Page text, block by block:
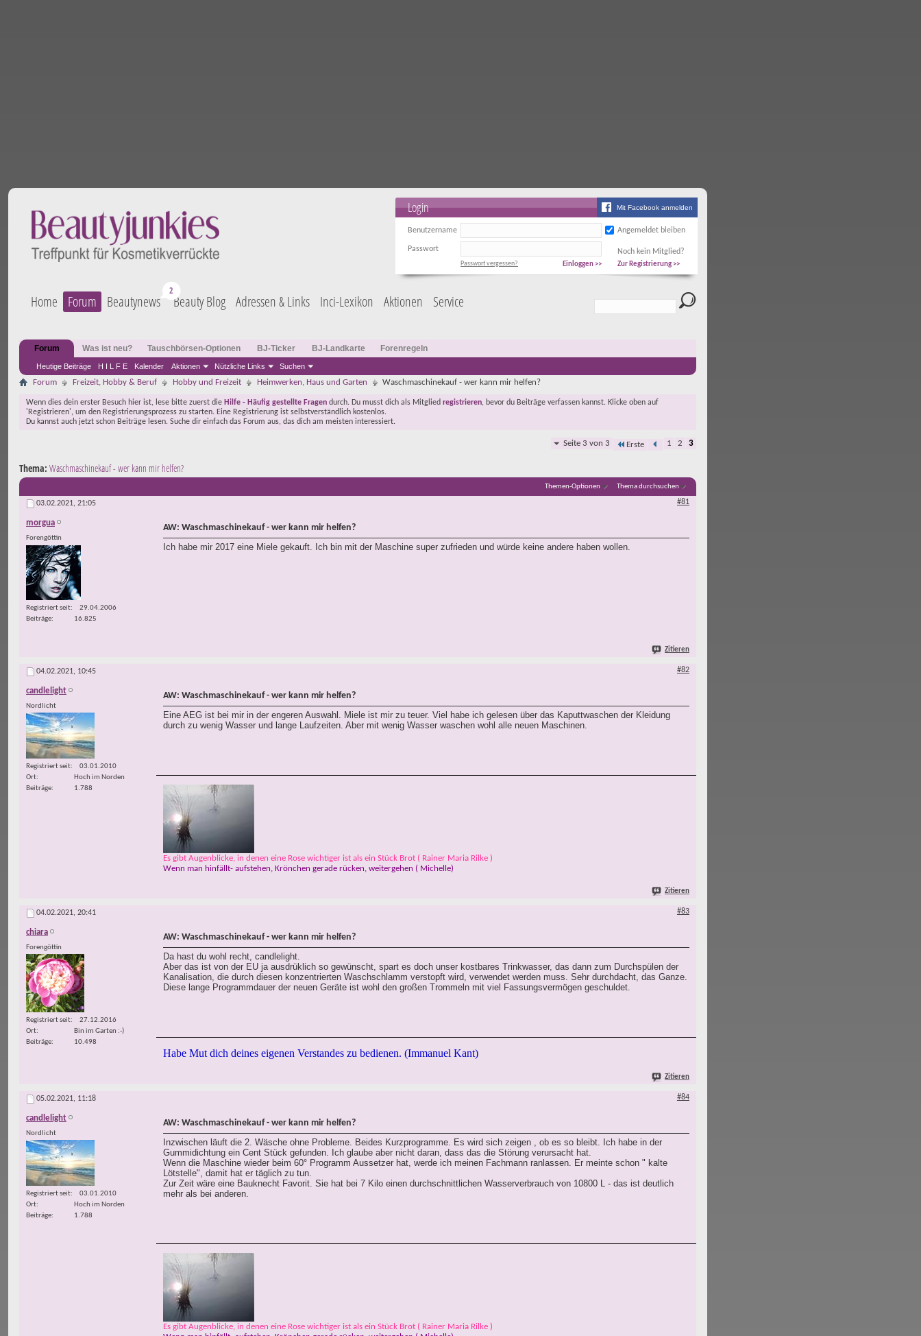
Mit Facebook anmelden
Login
Benutzername Angemeldet bleiben
Passwort Noch kein Mitglied?
Einloggen >>
Passwort vergessen? Zur Registrierung >>
Home Forum Beautynews Beauty Blog Adressen & Links Inci-Lexikon Aktionen Service
Forum
Heutige Beiträge H I L F E Kalender Aktionen Nützliche Links Suchen
Was ist neu? Tauschbörsen-Optionen BJ-Ticker BJ-Landkarte Forenregeln
Forum Freizeit, Hobby & Beruf Hobby und Freizeit Heimwerken, Haus und Garten Waschmaschinekauf - wer kann mir helfen?
Wenn dies dein erster Besuch hier ist, lese bitte zuerst die Hilfe - Häufig gestellte Fragen durch. Du musst dich als Mitglied registrieren, bevor du Beiträge verfassen kannst. Klicke oben auf
'Registrieren', um den Registrierungsprozess zu starten. Eine Registrierung ist selbstverständlich kostenlos.
Du kannst auch jetzt schon Beiträge lesen. Suche dir einfach das Forum aus, das dich am meisten interessiert.
Seite 3 von 3 Erste 1 2 3
Thema: Waschmaschinekauf - wer kann mir helfen?
Themen-Optionen Thema durchsuchen
03.02.2021, 21:05 #81
morgua
Forengöttin
Registriert seit
29.04.2006
Beiträge
16.825
AW: Waschmaschinekauf - wer kann mir helfen?
Ich habe mir 2017 eine Miele gekauft. Ich bin mit der Maschine super zufrieden und würde keine andere haben wollen.
Zitieren
04.02.2021, 10:45 #82
candlelight
Nordlicht
Registriert seit
03.01.2010
Ort
Hoch im Norden
Beiträge
1.788
AW: Waschmaschinekauf - wer kann mir helfen?
Eine AEG ist bei mir in der engeren Auswahl. Miele ist mir zu teuer. Viel habe ich gelesen über das Kaputtwaschen der Kleidung
durch zu wenig Wasser und lange Laufzeiten. Aber mit wenig Wasser waschen wohl alle neuen Maschinen.
Es gibt Augenblicke, in denen eine Rose wichtiger ist als ein Stück Brot ( Rainer Maria Rilke )
Wenn man hinfällt- aufstehen, Krönchen gerade rücken, weitergehen ( Michelle)
Zitieren
04.02.2021, 20:41 #83
chiara
Forengöttin
Registriert seit
27.12.2016
Ort
Bin im Garten :-)
Beiträge
10.498
AW: Waschmaschinekauf - wer kann mir helfen?
Da hast du wohl recht, candlelight.
Aber das ist von der EU ja ausdrüklich so gewünscht, spart es doch unser kostbares Trinkwasser, das dann zum Durchspülen der
Kanalisation, die durch diesen konzentrierten Waschschlamm verstopft wird, verwendet werden muss. Sehr durchdacht, das Ganze.
Diese lange Programmdauer der neuen Geräte ist wohl den großen Trommeln mit viel Fassungsvermögen geschuldet.
Habe Mut dich deines eigenen Verstandes zu bedienen. (Immanuel Kant)
Zitieren
05.02.2021, 11:18 #84
candlelight
Nordlicht
Registriert seit
03.01.2010
Ort
Hoch im Norden
Beiträge
1.788
AW: Waschmaschinekauf - wer kann mir helfen?
Inzwischen läuft die 2. Wäsche ohne Probleme. Beides Kurzprogramme. Es wird sich zeigen , ob es so bleibt. Ich habe in der
Gummidichtung ein Cent Stück gefunden. Ich glaube aber nicht daran, dass das die Störung verursacht hat.
Wenn die Maschine wieder beim 60° Programm Aussetzer hat, werde ich meinen Fachmann ranlassen. Er meinte schon " kalte
Lötstelle", damit hat er täglich zu tun.
Zur Zeit wäre eine Bauknecht Favorit. Sie hat bei 7 Kilo einen durchschnittlichen Wasserverbrauch von 10800 L - das ist deutlich
mehr als bei anderen.
Es gibt Augenblicke, in denen eine Rose wichtiger ist als ein Stück Brot ( Rainer Maria Rilke )